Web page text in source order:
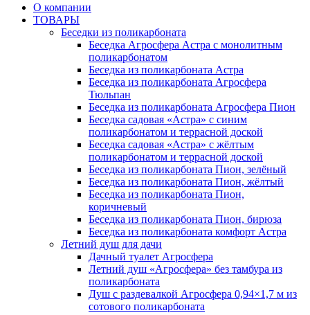
О компании
ТОВАРЫ
Беседки из поликарбоната
Беседка Агросфера Астра с монолитным
поликарбонатом
Беседка из поликарбоната Астра
Беседка из поликарбоната Агросфера
Тюльпан
Беседка из поликарбоната Агросфера Пион
Беседка садовая «Астра» с синим
поликарбонатом и террасной доской
Беседка садовая «Астра» с жёлтым
поликарбонатом и террасной доской
Беседка из поликарбоната Пион, зелёный
Беседка из поликарбоната Пион, жёлтый
Беседка из поликарбоната Пион,
коричневый
Беседка из поликарбоната Пион, бирюза
Беседка из поликарбоната комфорт Астра
Летний душ для дачи
Дачный туалет Агросфера
Летний душ «Агросфера» без тамбура из
поликарбоната
Душ с раздевалкой Агросфера 0,94×1,7 м из
сотового поликарбоната